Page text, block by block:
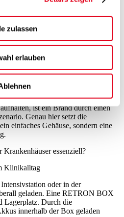
zulassen
erlauben
(thermisches Durchgehen)
der Akku, erreicht Temperaturen
gefährliche Gase frei.
Sicherheitslösung
Krankenhaus, in dem sich Patienten
ist ein Brand durch einen
Genau hier setzt die
einfaches Gehäuse, sondern eine
essenziell?
Klinikalltag
oder in der
geladen. Eine RETRON BOX
Lagerplatz. Durch die
innerhalb der Box geladen